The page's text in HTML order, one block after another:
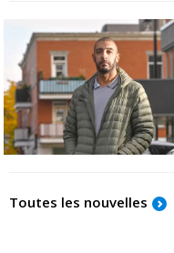
Toutes les nouvelles